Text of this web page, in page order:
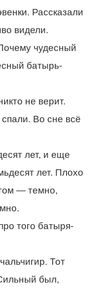
Рассказали
видели.
чудесный
батырь-
не верит.
Во сне всё
лет, и еще
лет. Плохо
— темно,
того батыря-
Тот
был,